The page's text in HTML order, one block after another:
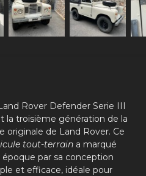
Rover Defender Serie III
la troisième génération de la
originale de Land Rover. Ce
tout-terraina marqué
époque par sa conception
et efficace, idéale pour